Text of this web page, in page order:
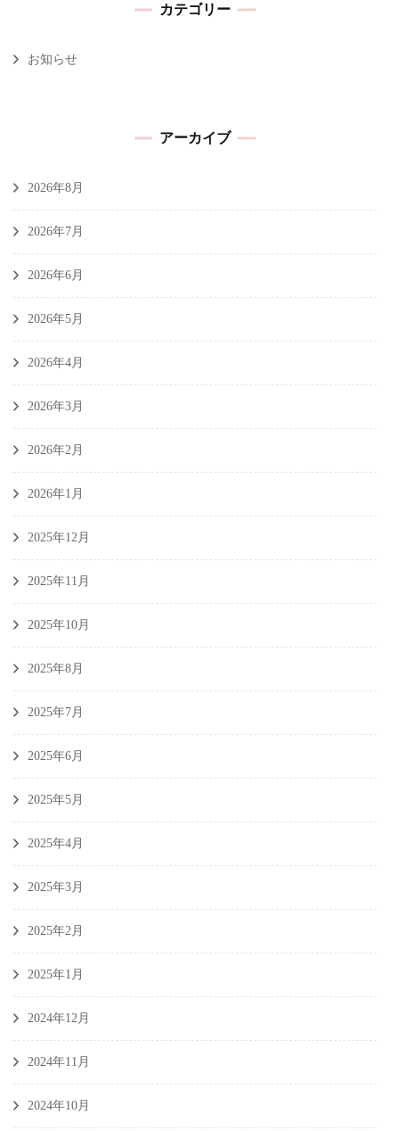
カテゴリー
お知らせ
アーカイブ
2026年8月
2026年7月
2026年6月
2026年5月
2026年4月
2026年3月
2026年2月
2026年1月
2025年12月
2025年11月
2025年10月
2025年8月
2025年7月
2025年6月
2025年5月
2025年4月
2025年3月
2025年2月
2025年1月
2024年12月
2024年11月
2024年10月